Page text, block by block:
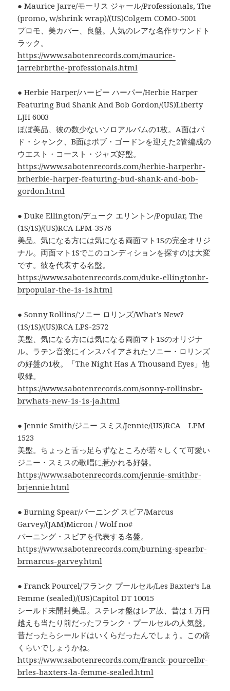
● Maurice Jarre/モーリス ジャール/Professionals, The
(promo, w/shrink wrap)/(US)Colgem COMO-5001
プロモ、美カバー、良盤。人気のレアな名作サウンドト
ラック。
https://www.sabotenrecords.com/maurice-
jarrebrbrthe-professionals.html
● Herbie Harper/ハービー ハーパー/Herbie Harper
Featuring Bud Shank And Bob Gordon/(US)Liberty
LJH 6003
ほぼ美品、彼の数少ないソロアルバムの1枚。A面はバ
ド・シャンク、B面はボブ・ゴードンを迎えた2管編成の
ウエスト・コースト・ジャズ好盤。
https://www.sabotenrecords.com/herbie-harperbr-
brherbie-harper-featuring-bud-shank-and-bob-
gordon.html
● Duke Ellington/デューク エリントン/Popular, The
(1S/1S)/(US)RCA LPM-3576
美品。気になる方には気になる両面マト1Sの完全オリジ
ナル。両面マト1Sでこのコンディションを探すのは大変
です。彼を代表する名盤。
https://www.sabotenrecords.com/duke-ellingtonbr-
brpopular-the-1s-1s.html
● Sonny Rollins/ソニー ロリンズ/What’s New?
(1S/1S)/(US)RCA LPS-2572
美盤、気になる方には気になる両面マト1Sのオリジナ
ル。ラテン音楽にインスパイアされたソニー・ロリンズ
の好盤の1枚。「The Night Has A Thousand Eyes」他
収録。
https://www.sabotenrecords.com/sonny-rollinsbr-
brwhats-new-1s-1s-ja.html
● Jennie Smith/ジニー スミス/Jennie/(US)RCA LPM
1523
美盤。ちょっと舌っ足らずなところが若々しくて可愛い
ジニー・スミスの歌唱に惹かれる好盤。
https://www.sabotenrecords.com/jennie-smithbr-
brjennie.html
● Burning Spear/バーニング スピア/Marcus
Garvey/(JAM)Micron / Wolf no#
バーニング・スピアを代表する名盤。
https://www.sabotenrecords.com/burning-spearbr-
brmarcus-garvey.html
● Franck Pourcel/フランク プールセル/Les Baxter’s La
Femme (sealed)/(US)Capitol DT 10015
シールド未開封美品。ステレオ盤はレア故、昔は１万円
越えも当たり前だったフランク・プールセルの人気盤。
昔だったらシールドはいくらだったんでしょう。この倍
くらいでしょうかね。
https://www.sabotenrecords.com/franck-pourcelbr-
brles-baxters-la-femme-sealed.html